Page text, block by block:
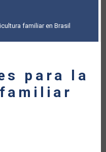
familiar en Brasil
para la